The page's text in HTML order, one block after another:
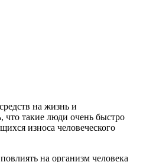
на жизнь и
что такие люди очень быстро
износа человеческого
на организм человека